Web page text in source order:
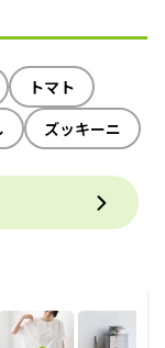
トマト
ズッキーニ